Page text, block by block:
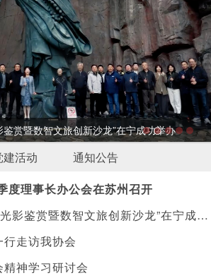
鉴赏暨数智文旅创新沙龙”在宁成功举办
建活动
通知公告
度理事长办公会在苏州召开
“达摩洞·一苇渡江光影鉴赏暨数智文旅创新沙龙”在宁成功举办
走访我协会
神学习研讨会